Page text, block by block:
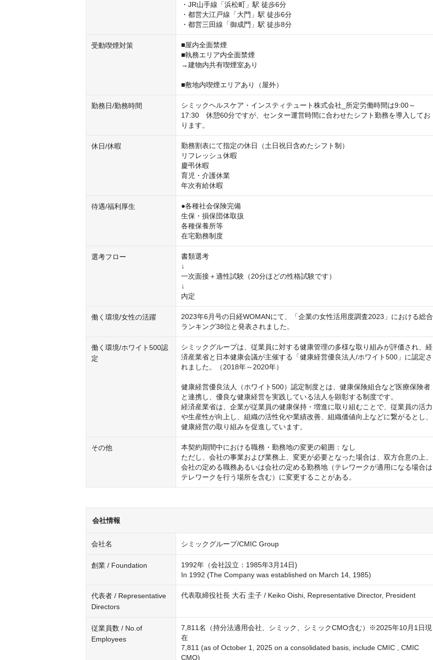
・JR山手線「浜松町」駅 徒歩6分
・都営大江戸線「大門」駅 徒歩6分
・都営三田線「御成門」駅 徒歩8分
受動喫煙対策
■屋内全面禁煙
■執務エリア内全面禁煙
→建物内共有喫煙室あり
■敷地内喫煙エリアあり（屋外）
勤務日/勤務時間
シミックヘルスケア・インスティテュート株式会社_所定労働時間は9:00～
17:30　休憩60分ですが、センター運営時間に合わせたシフト勤務を導入してお
ります。
休日/休暇
勤務割表にて指定の休日（土日祝日含めたシフト制）
リフレッシュ休暇
慶弔休暇
育児・介護休業
年次有給休暇
待遇/福利厚生
●各種社会保険完備
生保・損保団体取扱
各種保養所等
在宅勤務制度
選考フロー
書類選考
↓
一次面接＋適性試験（20分ほどの性格試験です）
↓
内定
働く環境/女性の活躍
2023年6月号の日経WOMANにて、「企業の女性活用度調査2023」における総合
ランキング38位と発表されました。
働く環境/ホワイト500認
定
シミックグループは、従業員に対する健康管理の多様な取り組みが評価され、経
済産業省と日本健康会議が主催する「健康経営優良法人/ホワイト500」に認定さ
れました。（2018年～2020年）
健康経営優良法人（ホワイト500）認定制度とは、健康保険組合など医療保険者
と連携し、優良な健康経営を実践している法人を顕彰する制度です。
経済産業省は、企業が従業員の健康保持・増進に取り組むことで、従業員の活力
や生産性が向上し、組織の活性化や業績改善、組織価値向上などに繋がるとし、
健康経営の取り組みを促進しています。
その他
本契約期間中における職務・勤務地の変更の範囲：なし
ただし、会社の事業および業務上、変更が必要となった場合は、双方合意の上、
会社の定める職務あるいは会社の定める勤務地（テレワークが適用になる場合は
テレワークを行う場所を含む）に変更することがある。
会社情報
会社名 シミックグループ/CMIC Group
創業 / Foundation
1992年（会社設立：1985年3月14日)
代表者 / Representative
Directors
代表取締役社長 大石 圭子 / Keiko Oishi, Representative Director, President
従業員数 / No.of
Employees
7,811名（持分法適用会社、シミック、シミックCMO含む）※2025年10月1日現
在
7,811 (as of October 1, 2025 on a consolidated basis, include CMIC , CMIC
CMO)